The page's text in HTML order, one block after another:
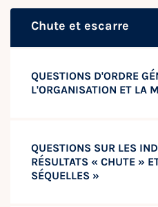
Chute et escarre
QUESTIONS D'ORDRE
L'ORGANISATION ET LA
QUESTIONS SUR LES
RÉSULTATS « CHUTE »
SÉQUELLES »